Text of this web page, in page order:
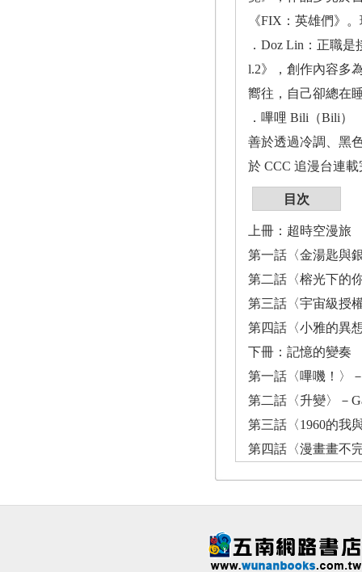
《FIX：英雄們》
．Doz Lin：正職
l.2》，創作內容多
嚮往，自己卻總在
．嗶哩 Bili（Bili）
善於透過冷調、黑
於 CCC 追漫台連
目次
上冊：超時空漫旅
第一話〈金湯匙與
第二話〈榕光下的
第三話〈宇宙級授
第四話〈小雅的異
下冊：記憶的變奏
第一話〈嗶嘰！〉
第二話〈升變〉－
第三話〈1960的我
第四話〈漫畫畫不